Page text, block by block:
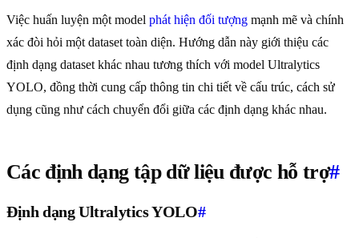
Việc huấn luyện một model phát hiện đối tượng mạnh mẽ và chính
xác đòi hỏi một dataset toàn diện. Hướng dẫn này giới thiệu các
định dạng dataset khác nhau tương thích với model Ultralytics
YOLO, đồng thời cung cấp thông tin chi tiết về cấu trúc, cách sử
dụng cũng như cách chuyển đổi giữa các định dạng khác nhau.
Các định dạng tập dữ liệu được hỗ trợ#
Định dạng Ultralytics YOLO#